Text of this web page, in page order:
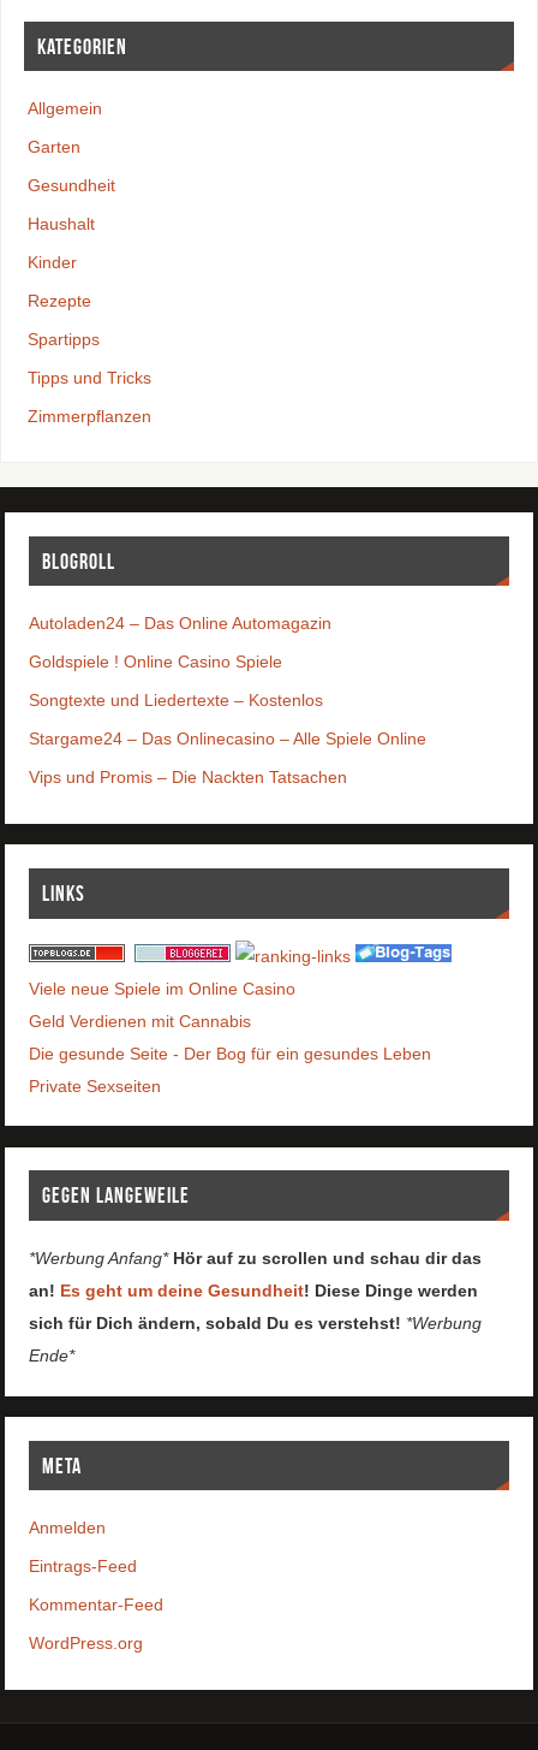
Kategorien
Allgemein
Garten
Gesundheit
Haushalt
Kinder
Rezepte
Spartipps
Tipps und Tricks
Zimmerpflanzen
Blogroll
Autoladen24 – Das Online Automagazin
Goldspiele ! Online Casino Spiele
Songtexte und Liedertexte – Kostenlos
Stargame24 – Das Onlinecasino – Alle Spiele Online
Vips und Promis – Die Nackten Tatsachen
Links
Viele neue Spiele im Online Casino
Geld Verdienen mit Cannabis
Die gesunde Seite - Der Bog für ein gesundes Leben
Private Sexseiten
Gegen Langeweile
*Werbung Anfang* Hör auf zu scrollen und schau dir das
an! Es geht um deine Gesundheit! Diese Dinge werden
sich für Dich ändern, sobald Du es verstehst! *Werbung
Ende*
Meta
Anmelden
Eintrags-Feed
Kommentar-Feed
WordPress.org